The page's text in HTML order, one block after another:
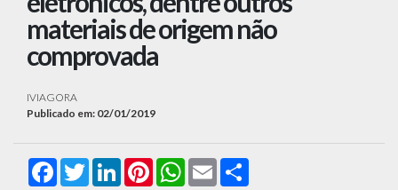
materiais de origem não
comprovada
IVIAGORA
Publicado em: 02/01/2019
FacebookTwitterLinkedInPinterestWhatsApp
Email